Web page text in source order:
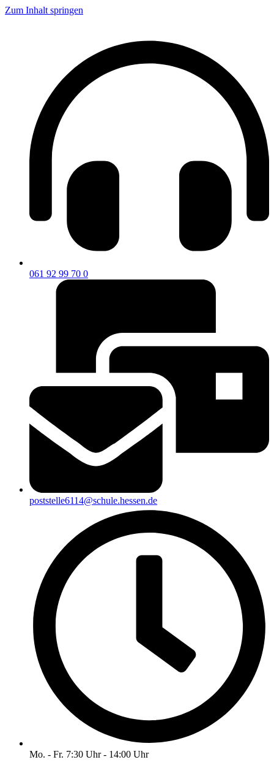
Zum Inhalt springen
061 92 99 70 0
poststelle6114@schule.hessen.de
Mo. - Fr. 7:30 Uhr - 14:00 Uhr